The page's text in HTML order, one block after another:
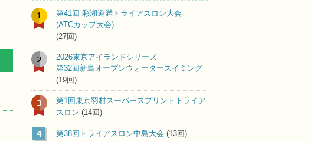
1
第41回 彩湖道満トライアスロン大会
(ATCカップ大会)
(27回)
2
2026東京アイランドシリーズ
第32回新島オープンウォータースイミング
(19回)
3
第1回東京羽村スーパースプリントトライア
スロン (14回)
4 第38回トライアスロン中島大会 (13回)